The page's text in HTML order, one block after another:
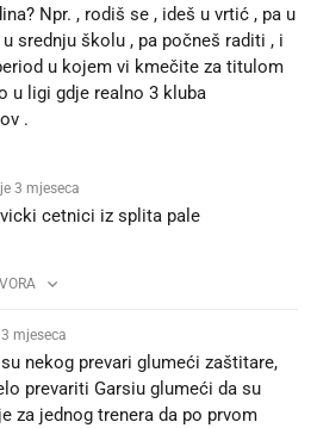
Npr. , rodiš se , ideš u vrtić , pa u
srednju školu , pa počneš raditi , i
u kojem vi kmečite za titulom
u ligi gdje realno 3 kluba
.
3 mjeseca
cetnici iz splita pale
mjeseca
nekog prevari glumeći zaštitare,
prevariti Garsiu glumeći da su
za jednog trenera da po prvom